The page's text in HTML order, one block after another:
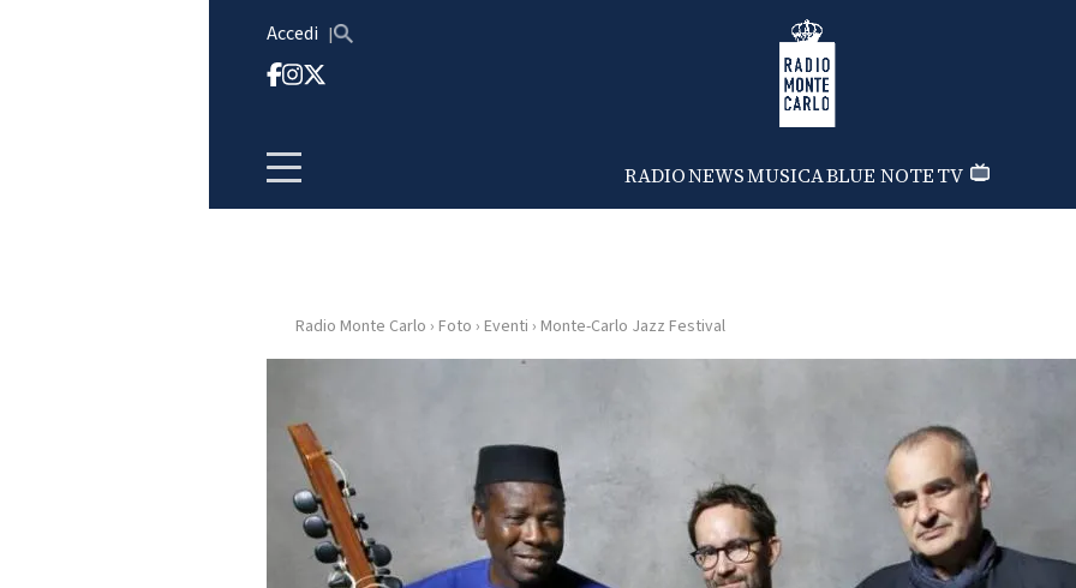
Accedi Radio Monte Carlo
RADIONEWSMUSICABLUE NOTETV
HOME
RADIO
PLAYLIST
Radio Monte Carlo › Foto › Eventi › Monte-Carlo Jazz Festival